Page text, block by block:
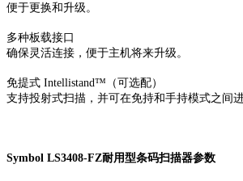
便于更换和升级。
多种板载接口
确保灵活连接，便于主机将来升级。
免提式 Intellistand™（可选配）
支持投射式扫描，并可在免持和手持模式之间
Symbol LS3408-FZ耐用型条码扫描器参数